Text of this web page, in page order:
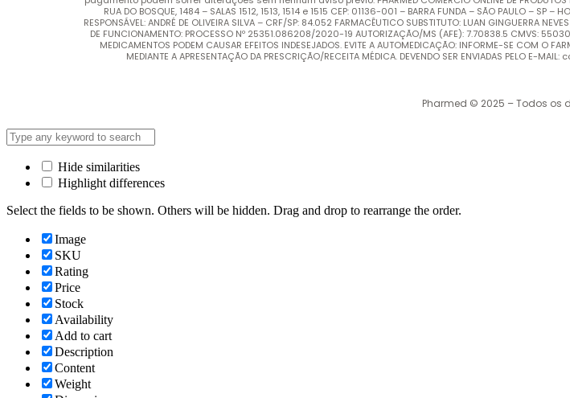
RUA DO BOSQUE, 1484 – SALAS 1512, 1513, 1514 e 1515 CEP: 01136-001 – BARRA FUNDA – SÃO PAULO – SP
RESPONSÁVEL: ANDRÉ DE OLIVEIRA SILVA – CRF/SP: 84.052 FARMACÊUTICO SUBSTITUTO: LUAN GINGUERRA
DE FUNCIONAMENTO: PROCESSO Nº 25351.086208/2020-19 AUTORIZAÇÃO/MS (AFE): 7.70838.5 CMVS:
MEDICAMENTOS PODEM CAUSAR EFEITOS INDESEJADOS. EVITE A AUTOMEDICAÇÃO: INFORME-SE COM O
MEDIANTE A APRESENTAÇÃO DA PRESCRIÇÃO/RECEITA MÉDICA. DEVENDO SER ENVIADAS PELO E-
Pharmed © 2025 – Todos os
Hide similarities
Highlight differences
Select the fields to be shown. Others will be hidden. Drag and drop to rearrange the order.
Image
SKU
Rating
Price
Stock
Availability
Add to cart
Description
Content
Weight